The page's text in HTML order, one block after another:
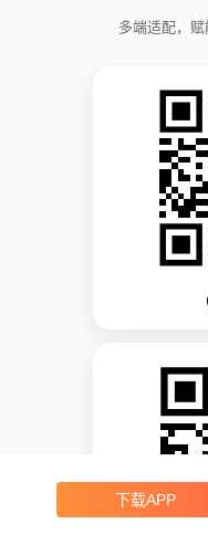
多端适配，
下载APP